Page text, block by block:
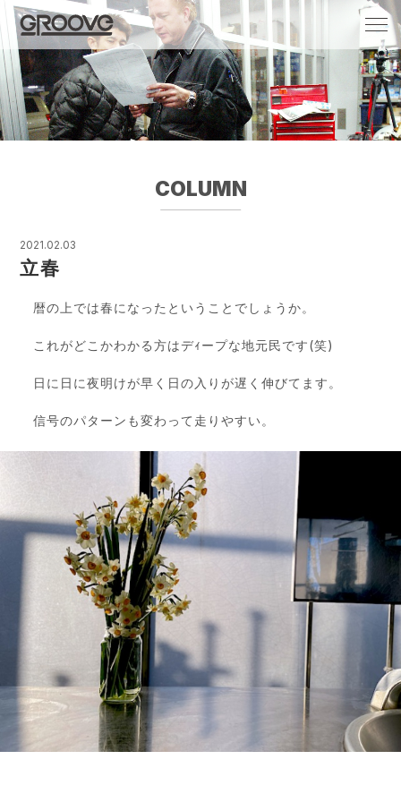
Groove 自転車 カフェ 輸入車・国産車のチ
ューニング/販売
COLUMN
2021.02.03
立春
暦の上では春になったということでしょうか。
これがどこかわかる方はデｨープな地元民です(笑)
日に日に夜明けが早く日の入りが遅く伸びてます。
信号のパターンも変わって走りやすい。